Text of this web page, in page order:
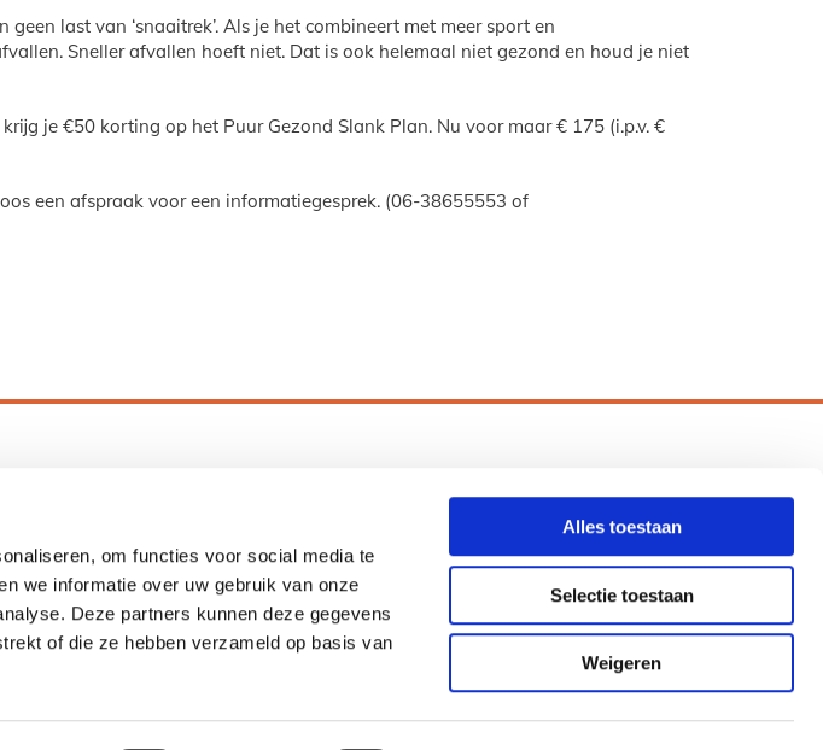
om functies voor social media te
we informatie over uw gebruik van onze
Deze partners kunnen deze gegevens
of die ze hebben verzameld op basis van
Alles toestaan
Selectie toestaan
Weigeren
last van ‘snaaitrek’. Als je het combineert met meer sport en
Sneller afvallen hoeft niet. Dat is ook helemaal niet gezond en houd je niet
je €50 korting op het Puur Gezond Slank Plan. Nu voor maar € 175 (i.p.v. €
een afspraak voor een informatiegesprek. (06-38655553 of
KNAB
Personal Health Coach
06 386 55 553
 info@personalhealthcoach.nl
 Reigerstraat 6, 9903 BR Appingedam